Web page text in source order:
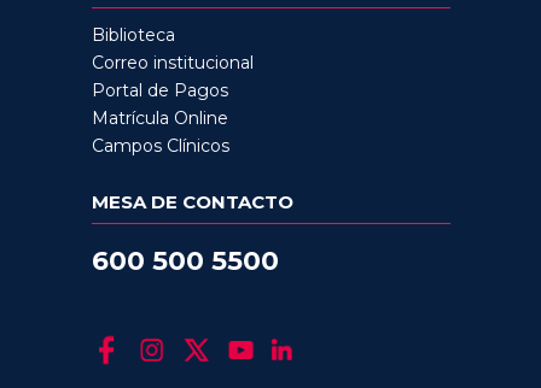
Biblioteca
Correo institucional
Portal de Pagos
Matrícula Online
Campos Clínicos
MESA DE CONTACTO
600 500 5500